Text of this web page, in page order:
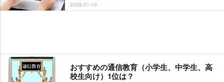
2026-01-10
おすすめの通信教育（小学生、中学生、高
校生向け）1位は？